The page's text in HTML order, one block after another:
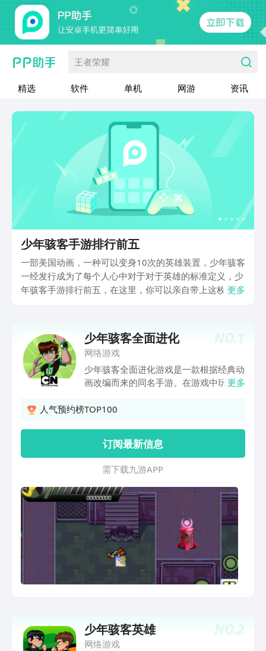
王者荣耀
精选 软件 单机 网游 资讯
少年骇客手游排行前五
一部美国动画，一种可以变身10次的英雄装置，少年骇客
一经发行成为了每个人心中对于对于英雄的标准定义，少
年骇客手游排行前五，在这里，你可以亲自带上这枚传奇
更多
NO.1
少年骇客全面进化
网络游戏
少年骇客全面进化游戏是一款根据经典动
画改编而来的同名手游。在游戏中玩家需
敌人保卫小镇的和平，少年骇客全面进化
雄都拥自己的专属技能，在游戏内可以享
受酣畅淋漓的战斗模式，感兴趣的玩家快
来下载吧。
更多
人气预约榜TOP100
订阅最新信息
需 下 载 九 游 A P P
NO.2
少年骇客英雄
网络游戏